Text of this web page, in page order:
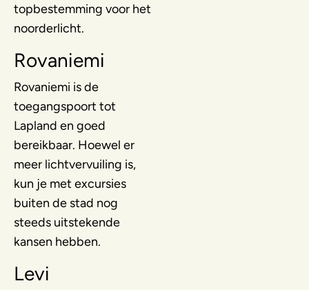
topbestemming voor het
noorderlicht.
Rovaniemi
Rovaniemi is de
toegangspoort tot
Lapland en goed
bereikbaar. Hoewel er
meer lichtvervuiling is,
kun je met excursies
buiten de stad nog
steeds uitstekende
kansen hebben.
Levi